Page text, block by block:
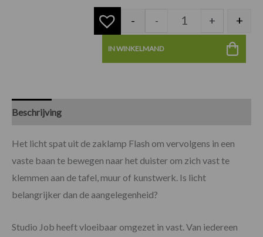
- - + +
IN WINKELMAND
Beschrijving
Het licht spat uit de zaklamp Flash om vervolgens in een
vaste baan te bewegen naar het duister om zich vast te
klemmen aan de tafel, muur of kunstwerk. Is licht
belangrijker dan de aangelegenheid?
Studio Job heeft vloeibaar omgezet in vast. Van iedereen